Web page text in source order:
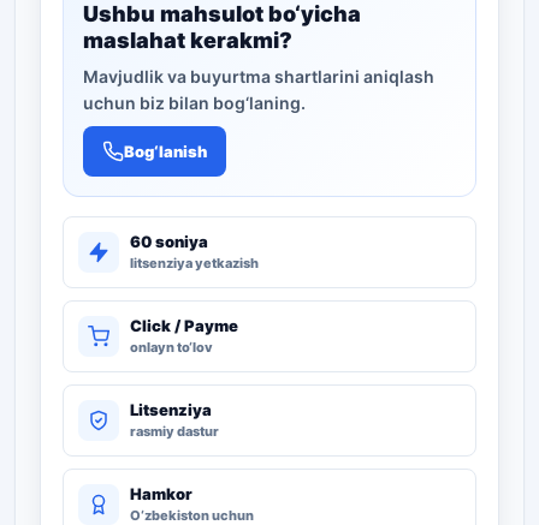
Ushbu mahsulot bo‘yicha
maslahat kerakmi?
Mavjudlik va buyurtma shartlarini aniqlash
uchun biz bilan bog‘laning.
Bog‘lanish
60 soniya
litsenziya yetkazish
Click / Payme
onlayn to‘lov
Litsenziya
rasmiy dastur
Hamkor
O‘zbekiston uchun